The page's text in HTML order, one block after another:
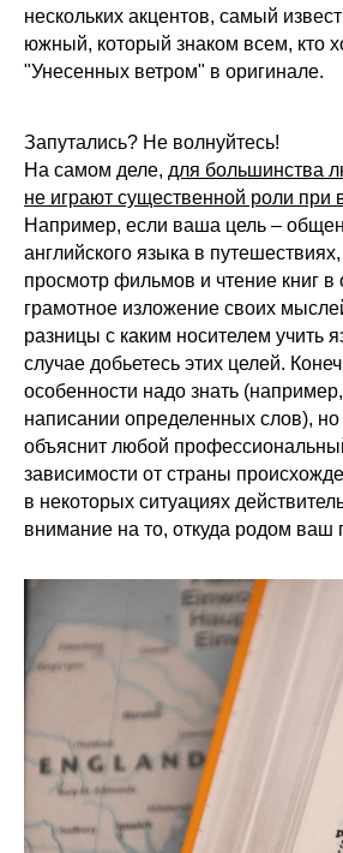
нескольких акцентов, самый
южный, который знаком всем, кто
"Унесенных ветром" в оригинале.
Запутались? Не волнуйтесь!
На самом деле, для большинства
не играют существенной роли при
Например, если ваша цель –
английского языка в путешествиях,
просмотр фильмов и чтение книг в
грамотное изложение своих
разницы с каким носителем учить
случае добьетесь этих целей.
особенности надо знать
написании определенных слов), но
объяснит любой
зависимости от страны
в некоторых ситуациях
внимание на то, откуда родом ваш